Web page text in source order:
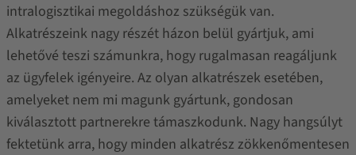
intralogisztikai megoldáshoz szükségük van.
Alkatrészeink nagy részét házon belül gyártjuk, ami
lehetővé teszi számunkra, hogy rugalmasan reagáljunk
az ügyfelek igényeire. Az olyan alkatrészek esetében,
amelyeket nem mi magunk gyártunk, gondosan
kiválasztott partnerekre támaszkodunk. Nagy hangsúlyt
fektetünk arra, hogy minden alkatrész zökkenőmentesen